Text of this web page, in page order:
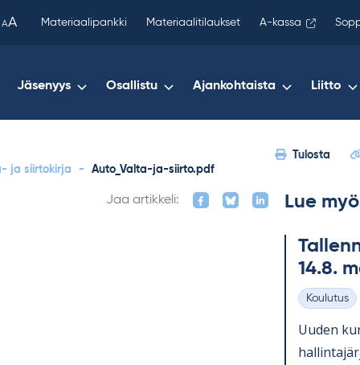
AA Materiaalipankki Materiaalitilaukset A-kassa
Jäsenyys Osallistu Ajankohtaista Liitto
ja siirtokirja - Auto_Valta-ja-siirto.pdf
Tulosta
Jaa artikkeli: Lue
14.8.
Kategoriat
Koulutus
Uu­den
copied
your
clipboard.)